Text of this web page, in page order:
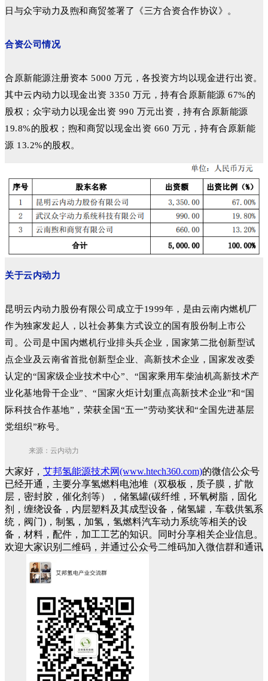
日与众宇动力及煦和商贸签署了《三方合资合作协议》。
合资公司情况
合原新能源注册资本 5000 万元，各投资方均以现金进行出资。
其中云内动力以现金出资 3350 万元，持有合原新能源 67%的
股权；众宇动力以现金出资 990 万元出资，持有合原新能源
19.8%的股权；煦和商贸以现金出资 660 万元，持有合原新能
源 13.2%的股权。
关于云内动力
昆明云内动力股份有限公司成立于1999年，是由云南内燃机厂
作为独家发起人，以社会募集方式设立的国有股份制上市公
司。公司是中国内燃机行业排头兵企业，国家第二批创新型试
点企业及云南省首批创新型企业、高新技术企业，国家发改委
认定的“国家级企业技术中心”、“国家乘用车柴油机高新技术产
业化基地骨干企业”、“国家火炬计划重点高新技术企业”和“国
际科技合作基地”，荣获全国“五一”劳动奖状和“全国先进基层
党组织”称号。
来源：云内动力
大家好， 艾邦氢能源技术网(www.htech360.com)的微信公众号
已经开通，主要分享氢燃料电池堆（双极板，质子膜，扩散
层，密封胶，催化剂等），储氢罐(碳纤维，环氧树脂，固化
剂，缠绕设备，内层塑料及其成型设备，储氢罐，车载供氢系
统，阀门)，制氢，加氢，氢燃料汽车动力系统等相关的设
备，材料，配件，加工工艺的知识。同时分享相关企业信息。
欢迎大家识别二维码，并通过公众号二维码加入微信群和通讯